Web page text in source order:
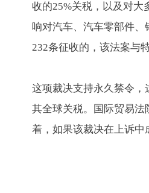
收的25%关税，以及对大
响对汽车、汽车零部件、
232条征收的，该法案与
这项裁决支持永久禁令
其全球关税。国际贸易法
着，如果该裁决在上诉中